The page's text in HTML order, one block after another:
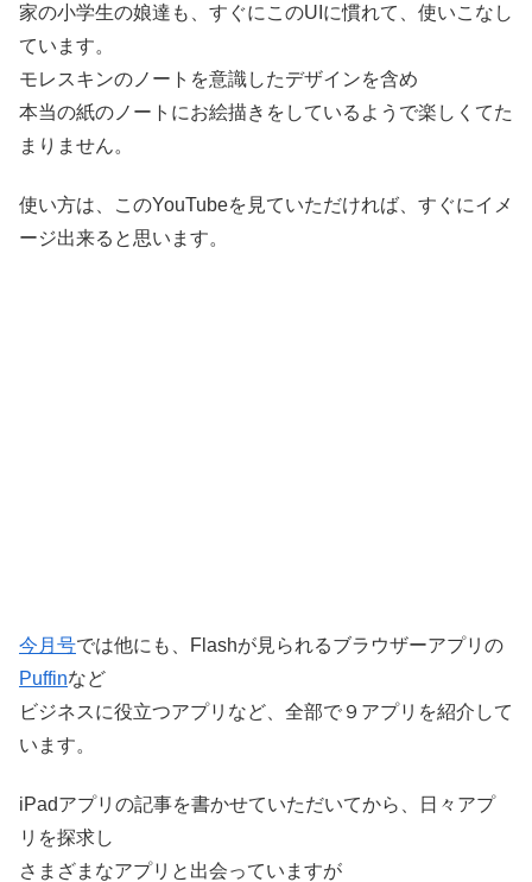
家の小学生の娘達も、すぐにこのUIに慣れて、使いこなし
ています。
モレスキンのノートを意識したデザインを含め
本当の紙のノートにお絵描きをしているようで楽しくてた
まりません。
使い方は、このYouTubeを見ていただければ、すぐにイメ
ージ出来ると思います。
今月号では他にも、Flashが見られるブラウザーアプリの
Puffinなど
ビジネスに役立つアプリなど、全部で９アプリを紹介して
います。
iPadアプリの記事を書かせていただいてから、日々アプ
リを探求し
さまざまなアプリと出会っていますが